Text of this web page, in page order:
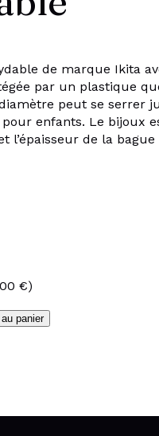
de marque Ikita
par un plastique
peut se serrer
enfants. Le bijoux
l’épaisseur de la
€)
panier